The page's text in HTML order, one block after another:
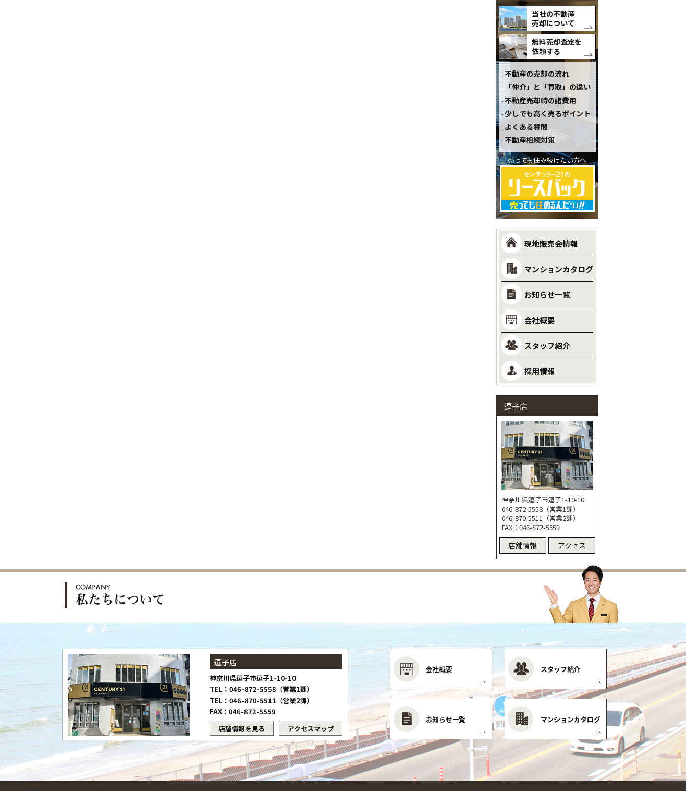
当社の不動産
売却について
無料売却査定を
依頼する
不動産の売却の流れ
「仲介」と「買取」の違い
不動産売却時の諸費用
少しでも高く売るポイント
よくある質問
不動産相続対策
売っても住み続けたい方へ
現地販売会情報
マンションカタログ
お知らせ一覧
会社概要
スタッフ紹介
採用情報
逗子店
神奈川県逗子市逗子1-10-10
046-872-5558（営業1課）
046-870-5511（営業2課）
FAX：046-872-5559
店舗情報 アクセス
逗子店
神奈川県逗子市逗子1-10-10
TEL：046-872-5558（営業1課）
TEL：046-870-5511（営業2課）
FAX：046-872-5559
店舗情報を見る
アクセスマップ
会社概要 スタッフ紹介
お知らせ一覧 マンションカタログ